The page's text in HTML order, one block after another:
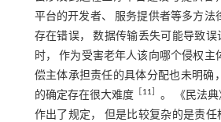
平台的开发者、 服务提供者等多方法
存在错误， 数据传输丢失可能导致误
时， 作为受害老年人该向哪个侵权主
偿主体承担责任的具体分配也未明确
的确定存在很大难度
11
。 《民法
作出了规定， 但是比较复杂的是责